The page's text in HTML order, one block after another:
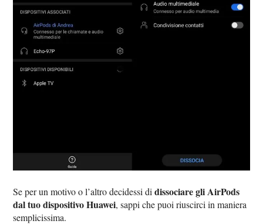
Se per un motivo o l’altro decidessi didissociare gli AirPods
dal tuo dispositivo Huawei, sappi che puoi riuscirci in maniera
semplicissima.